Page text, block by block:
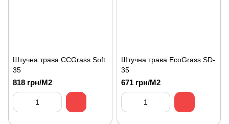
Штучна трава CCGrass Soft
35
818 грн/М2
Штучна трава EcoGrass SD-
35
671 грн/М2